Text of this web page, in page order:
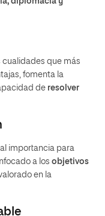
cualidades que más
fomenta la
de resolver
importancia para
a los objetivos
en la